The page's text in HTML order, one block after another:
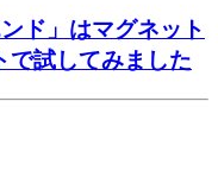
ド」はマグネット
で試してみました